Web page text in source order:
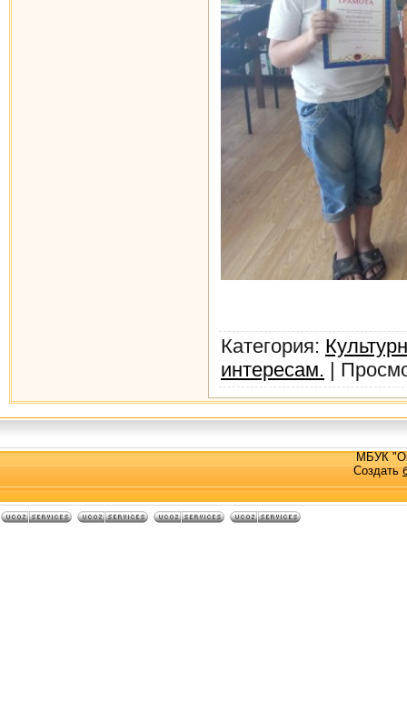
Категория:
интересам.
МБУК
Создать